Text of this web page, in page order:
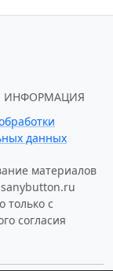
ИНФОРМАЦИЯ
данных
материалов
только c
согласия